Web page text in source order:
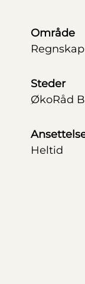
Område
Steder
ØkoRåd
Heltid